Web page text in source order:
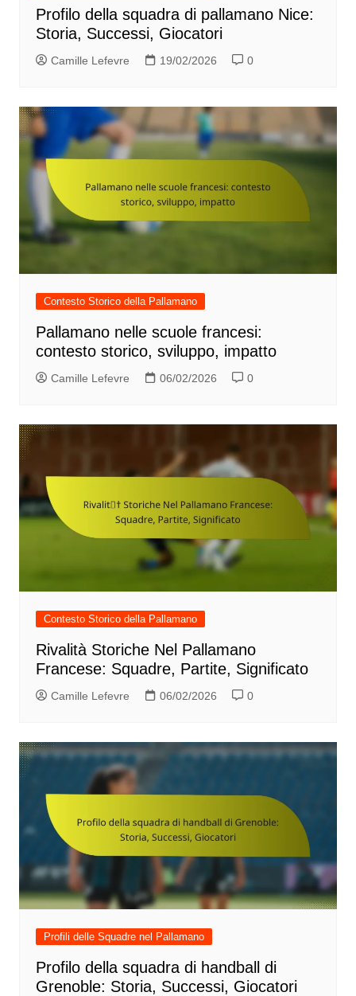
Profilo della squadra di pallamano Nice:
Storia, Successi, Giocatori
Camille Lefevre 19/02/2026 0
Contesto Storico della Pallamano
Pallamano nelle scuole francesi:
contesto storico, sviluppo, impatto
Camille Lefevre 06/02/2026 0
Contesto Storico della Pallamano
Rivalità Storiche Nel Pallamano
Francese: Squadre, Partite, Significato
Camille Lefevre 06/02/2026 0
Profili delle Squadre nel Pallamano
Profilo della squadra di handball di
Grenoble: Storia, Successi, Giocatori